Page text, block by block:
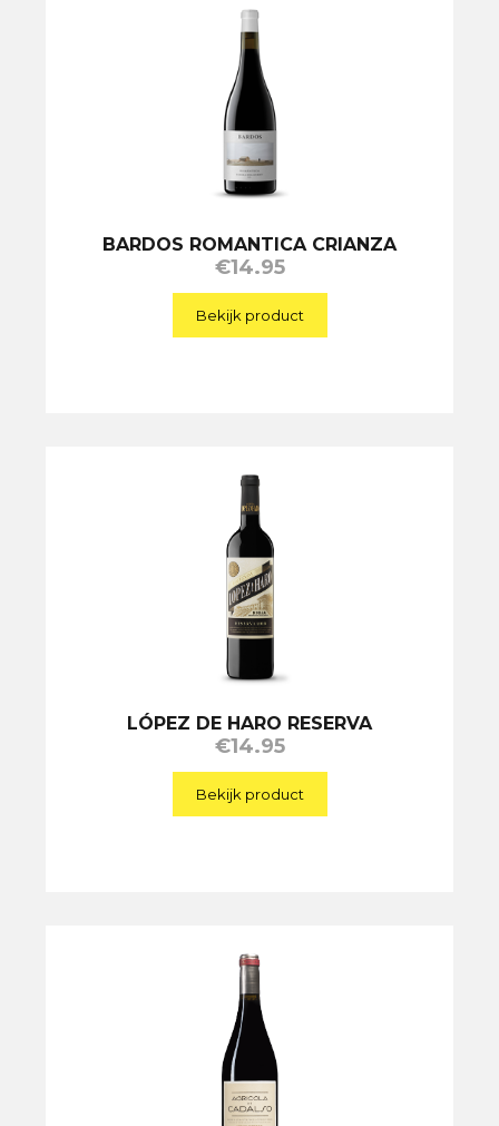
BARDOS ROMANTICA CRIANZA
€14.95
Bekijk product
LÓPEZ DE HARO RESERVA
€14.95
Bekijk product